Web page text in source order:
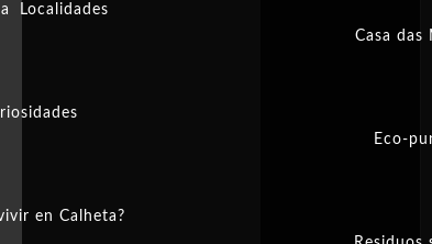
Localidades
en Calheta?
Casa das
Eco-